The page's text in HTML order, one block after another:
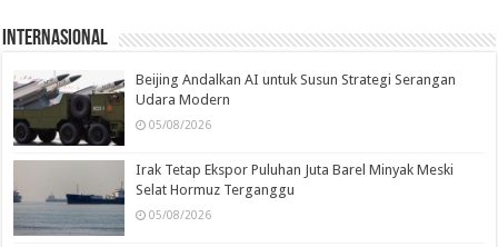
Internasional
Beijing Andalkan AI untuk Susun Strategi Serangan
Udara Modern
05/08/2026
Irak Tetap Ekspor Puluhan Juta Barel Minyak Meski
Selat Hormuz Terganggu
05/08/2026